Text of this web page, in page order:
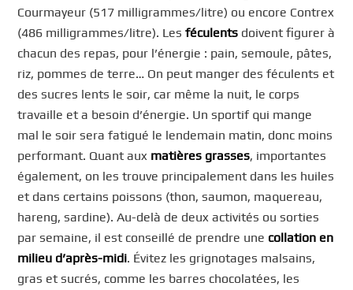
Courmayeur (517 milligrammes/litre) ou encore Contrex
(486 milligrammes/litre). Lesféculents doivent figurer à
chacun des repas, pour l’énergie : pain, semoule, pâtes,
riz, pommes de terre… On peut manger des féculents et
des sucres lents le soir, car même la nuit, le corps
travaille et a besoin d’énergie. Un sportif qui mange
mal le soir sera fatigué le lendemain matin, donc moins
performant. Quant aux matières grasses, importantes
également, on les trouve principalement dans les huiles
et dans certains poissons (thon, saumon, maquereau,
hareng, sardine). Au-delà de deux activités ou sorties
par semaine, il est conseillé de prendre une collation en
milieu d’après-midi. Évitez les grignotages malsains,
gras et sucrés, comme les barres chocolatées, les